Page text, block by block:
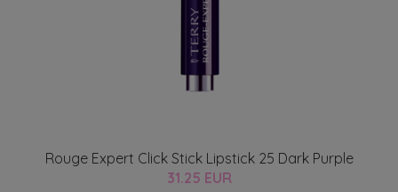
Rouge Expert Click Stick Lipstick 25 Dark Purple
31.25 EUR